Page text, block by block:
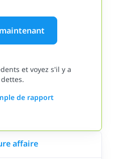
et voyez s'il y a
de rapport
affaire